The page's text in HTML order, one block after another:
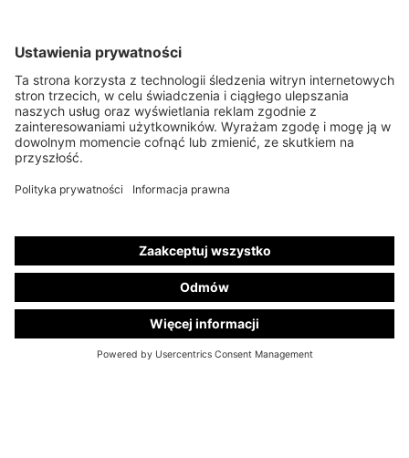
+49 28 67 - 97 57 - 70
info@kuhlmann-cars.de
EKSKLUZYWNE